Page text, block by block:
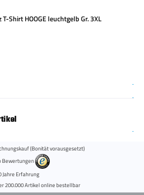
Shirt HOOGE leuchtgelb Gr. 3XL
(Bonität vorausgesetzt)
Bewertungen
Jahre Erfahrung
200.000 Artikel online bestellbar